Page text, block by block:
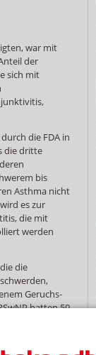
war mit
der
sich mit
die FDA in
die dritte
bis
Asthma nicht
es zur
die mit
werden
die
Geruchs-
hatten 59
können